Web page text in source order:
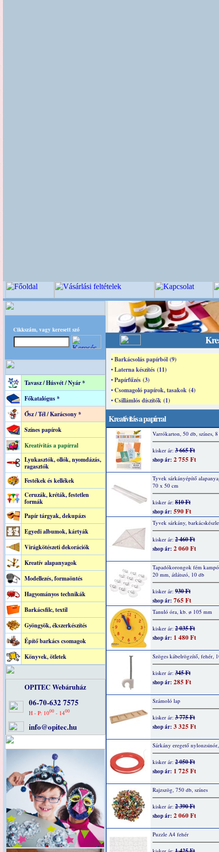
Cikkszám, vagy keresett szó
Tavasz / Húsvét / Nyár *
Főkatalógus *
Ősz / Tél / Karácsony *
Színes papírok
Kreatívitás a papírral
Lyukasztók, ollók, nyomdázás,
ragasztók
Festékek és kellékek
Ceruzák, kréták, festetlen
formák
Papír tárgyak, dekupázs
Egyedi albumok, kártyák
Virágkötészeti dekorációk
Kreatív alapanyagok
Modellezés, formaöntés
Hagyományos technikák
Barkácsfilc, textil
Gyöngyök, ékszerkészítés
Építő barkács csomagok
Könyvek, ötletek
OPITEC Webáruház
06-70-632 7575
H - P: 1000- 1400
info@opitec.hu
• Barkácsolás papírból (9)
• Laterna készítés (11)
• Papírfűzés (3)
• Csomagoló papírok, tasakok (4)
• Csillámlós díszítők (1)
Kreatívitás a papírral
Varrókarton, 50 db, színes,
kisker ár: 3 665 Ft
shop ár: 2 755 Ft
Tyvek sárkányépítő
70 x 50 cm
kisker ár: 810 Ft
shop ár: 590 Ft
Tyvek sárkány,
kisker ár: 2 460 Ft
shop ár: 2 060 Ft
Tapadókorongok fém
20 mm, átlátszó, 10 db
kisker ár: 930 Ft
shop ár: 765 Ft
Tanuló óra, kb. ø 105 mm
kisker ár: 2 035 Ft
shop ár: 1 480 Ft
Szöges kábelrögzítő, fehér,
kisker ár: 345 Ft
shop ár: 285 Ft
Számoló lap
kisker ár: 3 775 Ft
shop ár: 3 325 Ft
Sárkány eregető
kisker ár: 2 050 Ft
shop ár: 1 725 Ft
Rajzszög, 750 db, színes
kisker ár: 2 390 Ft
shop ár: 2 060 Ft
Puzzle A4 fehér